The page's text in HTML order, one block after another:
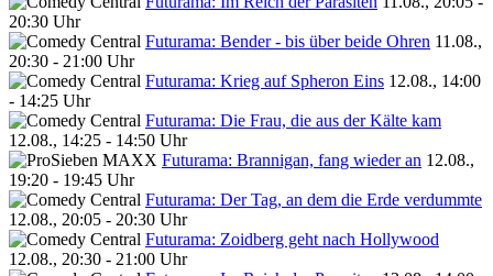
20:30 Uhr
Futurama: Bender - bis über beide Ohren 11.08.,
20:30 - 21:00 Uhr
Futurama: Krieg auf Spheron Eins 12.08., 14:00
- 14:25 Uhr
Futurama: Die Frau, die aus der Kälte kam
12.08., 14:25 - 14:50 Uhr
Futurama: Brannigan, fang wieder an 12.08.,
19:20 - 19:45 Uhr
Futurama: Der Tag, an dem die Erde verdummte
12.08., 20:05 - 20:30 Uhr
Futurama: Zoidberg geht nach Hollywood
12.08., 20:30 - 21:00 Uhr